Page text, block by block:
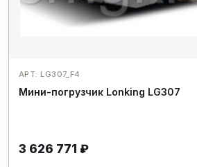
АРТ: LG307_F4
Мини-погрузчик Lonking LG307
3 626 771 ₽